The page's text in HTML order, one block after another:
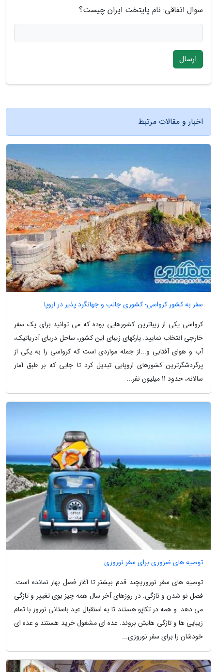
سوال اتفاقی: نام پایتخت ایران چیست؟
ارسال
اخبار و مقالات مرتبط
سفر به کشور کرواسی؛ کشوری جالب و جهانگرد پذیر در اروپا
کرواسی یکی از زیباترین کشورهایی بوده که می توانید برای یک سفر
خارجی انتخاب نمایید. پارکهای زیبای این کشور، ساحل دریای آدریاتیک،
آب و هوای آفتابی و...از جمله مواردی است که کرواسی را به یکی از
پرگردشگرترین کشورهای اروپایی تبدیل کرد تا جایی که بر طبق آمار
سالانه، حدود 11 میلیون نفر...
توصیه های ضروری برای سفر نوروزی
توصیه های سفر نوروزیچند قدم بیشتر تا آغاز فصل بهار نمانده است.
فصل نو شدن و تازگی. در روزهای آخر سال همه چیز بوی تغییر و تازگی
می دهد. و همه در تکاپو هستند تا به استقبال عید باستانی نوروز با تمام
زیبایی ها و تازگی هایش بروند. عده ای مشغول خرید هستند و عده ای
خودشان را برای سفر نوروزی...